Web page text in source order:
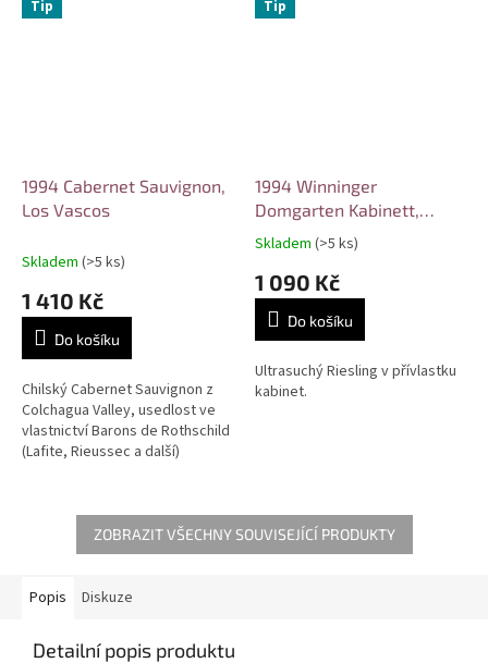
Tip
1994 Cabernet Sauvignon,
Los Vascos
Skladem (>5 ks)
1 410 Kč
Do košíku
Chilský Cabernet Sauvignon z
Colchagua Valley, usedlost ve
vlastnictví Barons de Rothschild
(Lafite, Rieussec a další)
Tip
1994 Winninger
Domgarten Kabinett,
Dieter Sünner
Průměrné
produktu
4,3
5
hvězdiček.
Skladem (>5 ks)
1 090 Kč
Do košíku
Ultrasuchý Riesling v přívlastku
kabinet.
ZOBRAZIT VŠECHNY SOUVISEJÍCÍ PRODUKTY
Popis Diskuze
Detailní popis produktu